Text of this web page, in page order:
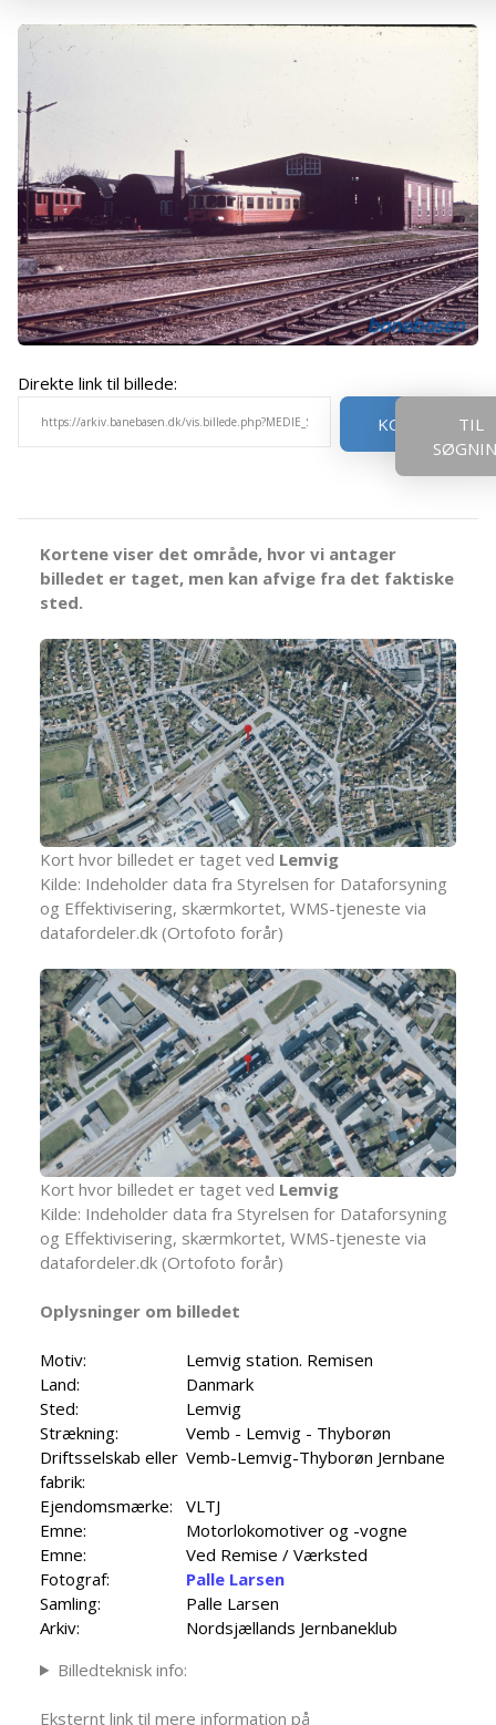
Direkte link til billede:
KOPIER
TIL
Kortene viser det område, hvor vi antager
billedet er taget, men kan afvige fra det faktiske
sted.
Kort hvor billedet er taget ved Lemvig
Kilde: Indeholder data fra Styrelsen for Dataforsyning
og Effektivisering, skærmkortet, WMS-tjeneste via
datafordeler.dk (Ortofoto forår)
Kort hvor billedet er taget ved Lemvig
Kilde: Indeholder data fra Styrelsen for Dataforsyning
og Effektivisering, skærmkortet, WMS-tjeneste via
datafordeler.dk (Ortofoto forår)
Oplysninger om billedet
Motiv:
Lemvig station. Remisen
Land:
Danmark
Sted:
Lemvig
Strækning:
Vemb - Lemvig - Thyborøn
Driftsselskab eller
fabrik:
Vemb-Lemvig-Thyborøn Jernbane
Ejendomsmærke:
VLTJ
Emne:
Motorlokomotiver og -vogne
Emne:
Ved Remise / Værksted
Fotograf:
Palle Larsen
Samling:
Palle Larsen
Arkiv:
Nordsjællands Jernbaneklub
Billedteknisk info:
Eksternt link til mere information på